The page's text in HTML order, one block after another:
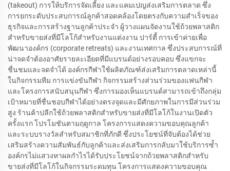
(takeout) การให้บริการจัดเลี้ยง และแคมเปญส่งเสริมการตลาด ซึ่ง
การยกระดับประสบการณ์ลูกค้าสอดคล้องโดยตรงกับความสำเร็จของ
ธุรกิจและการสร้างฐานลูกค้าประจำ ผู้วางแผนจัดงานใช้ถ้วยพลาสติก
สำหรับขายส่งที่มีโลโก้สำหรับงานแต่งงาน ปาร์ตี้ การเข้าค่ายเพื่อ
พัฒนาองค์กร (corporate retreats) และงานเทศกาล ซึ่งประสบการณ์ที่
น่าจดจำต้องอาศัยรายละเอียดที่มีแบรนด์อย่างรอบคอบ ซึ่งแขกจะ
ชื่นชมและจดจำได้ องค์กรกีฬาใช้ผลิตภัณฑ์ส่งเสริมการตลาดเหล่านี้
ในกิจกรรมทีม การแข่งขันกีฬา กิจกรรมสร้างส่วนร่วมของแฟนกีฬา
และโครงการสนับสนุนกีฬา ซึ่งการมองเห็นแบรนด์สามารถเข้าถึงกลุ่ม
เป้าหมายที่ชื่นชอบกีฬาได้อย่างตรงจุดและมีศักยภาพในการมีส่วนร่วม
สูง ร้านค้าปลีกใช้ถ้วยพลาสติกสำหรับขายส่งที่มีโลโก้ในงานเปิดตัว
ครั้งแรก โปรโมชันตามฤดูกาล โครงการแสดงความขอบคุณลูกค้า
และระบบรางวัลสำหรับสมาชิกที่ภักดี ซึ่งประโยชน์ที่จับต้องได้ช่วย
เสริมสร้างความสัมพันธ์กับลูกค้าและส่งเสริมการกลับมาใช้บริการซ้ำ
องค์กรไม่แสวงหาผลกำไรได้รับประโยชน์จากถ้วยพลาสติกสำหรับ
ขายส่งที่มีโลโก้ในกิจกรรมระดมทุน โครงการแสดงความขอบคุณ